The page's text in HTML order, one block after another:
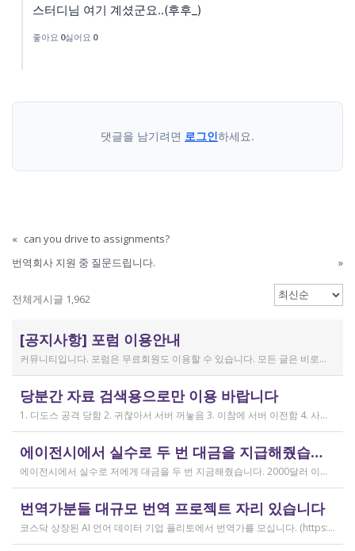
스터디님 여기 계셨군요..(후후_)
좋아요 0싫어요 0
댓글을 남기려면 로그인하세요.
« can you drive to assignments?
번역회사 지원 중 질문드립니다.
»
전체게시글 1,962
[공지사항] 포럼 이용안내
커뮤니티입니다. 포럼은 무료회원도 이용할 수 있습니다. 모든 글은 비로그인 사용자에게도 공개됩니다. 감사합니다.
당분간 자료 검색용으로만 이용 바랍니다
1. 디도스 공격 당함 2. 귀찮아서 서버 꺼놓음 3. 이참에 서버 이전함 4. 사라진 데이터는 없는 것 확인했는데, 일부 DB 설정이 활성화 안됨 5. 고칠 수는 있는데, 저희 집 신생아 협조 필요 6. 신생아가 협조하지 않음 현재 새글 쓰기, 신규 가입, 덧글 달기 등은 막아 두었습니다 언제든 3월 18일 전후 시점으로 롤백될 수 있습니다 디도스 공격은 10평짜리 구녕가게에 사람을 1만명 보내 영업방해를 하는 것과 같은 기법입니다. 왜 디도스 공격을 그렇게까지 열정적으로 하는가? 이것이 심해진 시점이 제가 출산하러 간다고 블라그에 글을 쓴 직후입니다. 적절한 비유인지 모르겠는데 암퇘지도 출산 후에는 도축 안 하지 않나 싶고요 옛날 같으면 이렇게 순하게 살지 않을 것인데, 요새 드는 생각이 좀 있습니다 사람은 노력해 봤자고, 사실 모든 능력치는 정해졌고 발현만 기다리는 것이 전부가 아닐까요 어떤 사람은 노력의 고점이 디도스 공격인 것입니다 그 애미도 한때는 가능성의 김칫국을 사발째 드링킹하며 키웠겠지요 저한테도 이 사이트를 유지할 유인이 있음은 말씀드렸으니 잘 이용해 주시면 그만인 것이고 시간 나시거든 디도스 공격자도 긍휼히 여겨 주시길 바랍니다
작성일
2026.04.15
에이전시에서 실수로 두 번 대금을 지급해줬습니다
에이전시에서 실수로 저에게 대금을 두 번 지금해줬습니다. 2000달러 이상을 두 번 wise로 지급받았습니다;;;; 에이전시에서 wise측으로 중복입금으로 인한 입금 취소 문의를 했는데 불가능하다고 답변을 받았다고 저에게 문의해달라고 하여, 저도 wise에 문의를 했지만, 입금자 정보를 알려준다면 취소 가능한 것 처럼 말하다가 결국 완료된 송금이라 취소가 불가능하다는 답변을 최종 전달받았습니다. 잘 쓰지 않는 계정이라 대금은 그대로 있는데 이 경우 제가 에이전시 계좌로 2000달러를 직접 재송금해도 문제가 없을까요..?? 추후 제 수익으로 잡혀서 세금문제나 기타 다른 사항이 복잡해질 것 같아서 wise에서 취소해주길 간절히 바랬는데ㅜㅜㅜ 이런경험이 있으시다면 어떻게 해결하셨나요ㅠㅠㅠ;;;
작성일
2026.04.04
번역가분들 대규모 번역 프로젝트 자리 있습니다
코스닥 상장된 AI 언어 데이터 기업 플리토에서 번역가를 모십니다. (https://startups.koraia.org/company/297) • 번역할 내용: 일상 대화, 일반 문장 중심의 단문 데이터 (전문지식 불필요) • 참여 프로젝트: 단문 번역(Human Translation) • 모집 언어쌍: 한국어 <> 다국어 • 목적: AI 학습용 데이터셋 구축 • 근무 형태: 재택 근무(학생, 프리랜서 번역가 환영) • 근무방법: Flitto 플랫폼 또는 엑셀 파일을 이용하여 작업 진행 - 파일 1개당 약 9,800단어 (언어쌍별 상이) - 파일 단위로 작업하며 1개만 참여도 가능 (이후 추가 참여 선택 가능) - 파일 1개 번역에 약 3~4일 데드라인 부여 - 파일 1개 번역 시 약 180,000원 ~ 386,000원 수준 (언어쌍별 상이) - 정산은 월 1회 지급 (플리토 정산 기준) - 프로젝트 기간: 약 1~3개월 (자율 참여) ★작업 단가: 한국어 → 스페인어: 9,800단어, 38.4원/단어, 파일 1개 완료 시 약 376,800원 스페인어 → 한국어: 9,800단어, 33.8원/단어, 파일 1개 완료 시 약 331,000원 한국어 → 러시아어: 9,800단어, 26.1원/단어, 파일 1개 완료 시 약 255,000원 한국어 → 중국어(간체): 9,800단어, 23.0원/단어, 파일 1개 완료 시 약 225,000원 중국어(간체) → 한국어: 16,800글자, 18.4원/글자, 파일 1개 완료 시 약 309,000원 한국어 → 중국어(번체): 9,800단어, 26.1원/단어, 파일 1개 완료 시 약 255,000원 중국어(번체) → 한국어: 16,800글자, 23.0원/글자, 파일 1개 완료 시 약 386,000원 한국어 → 베트남어: 9,800단어, 18.4원/단어, 파일 1개 완료 시 약 180,000원 베트남어 → 한국어: 9,800단어, 23.0원/단어, 파일 1개 완료 시 약 225,000원 *실제 업무시 수령 금액은 단가 및 작업량에 따라 위 금액과 차이가 있을 수 있습니다. *플리토 플랫폼(작업 툴) 작업 시 상응하는 포인트로 단가가 지급됩니다. 다음 링크로 신청 부탁드립니다: https://form.jotform.com/253371208518456?source_channel=albamon